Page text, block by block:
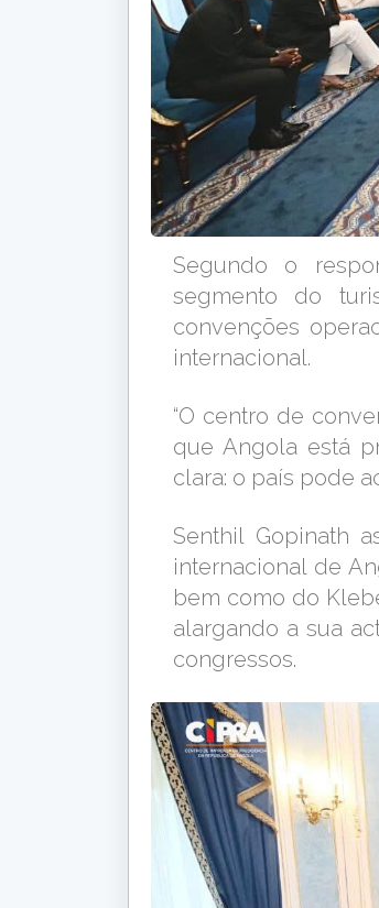
Segundo o
segmento do
convenções
internacional.
“O centro de
que Angola está
clara: o país pode
Senthil Gopinath
internacional de
bem como do
alargando a sua
congressos.